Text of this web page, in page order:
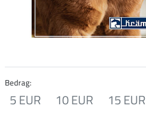
Bedrag:
5 EUR 10 EUR 15 EUR